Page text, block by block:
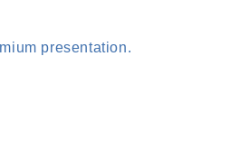
presentation.